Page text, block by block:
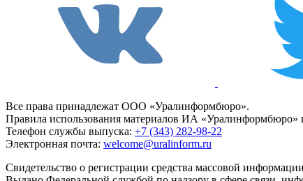
Все права принадлежат ООО «Уралинформбюро».
Правила использования материалов ИА «Уралинформбюро»
Телефон службы выпуска: +7 (343) 282-98-22
Электронная почта: welcome@uralinform.ru
Свидетельство о регистрации средства массовой